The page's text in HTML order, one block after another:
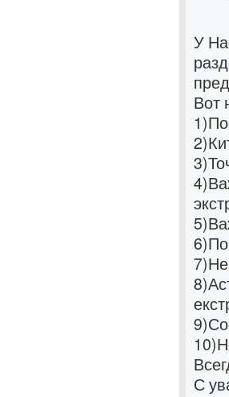
У
Вот
1)
2)
3)
4)
5)
6)
7)
8)
9)
10)
С